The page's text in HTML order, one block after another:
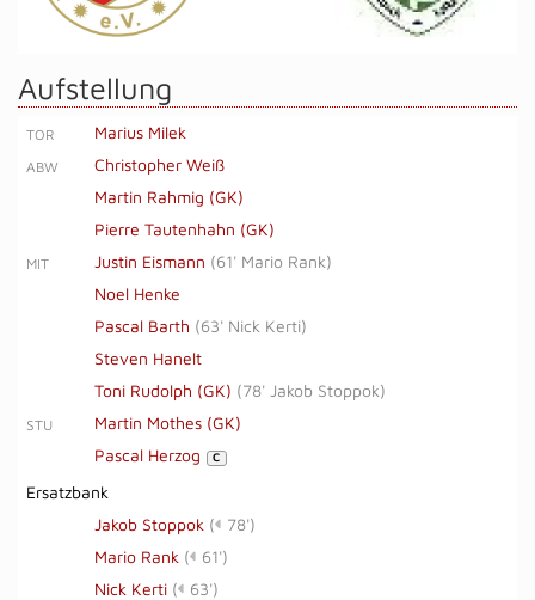
Aufstellung
TOR Marius Milek
ABW
Christopher Weiß
Martin Rahmig (GK)
Pierre Tautenhahn (GK)
MIT Justin Eismann (61' Mario Rank)
Noel Henke
Pascal Barth (63' Nick Kerti)
Steven Hanelt
Toni Rudolph (GK) (78' Jakob Stoppok)
STU
Martin Mothes (GK)
Pascal Herzog
C
Ersatzbank
Jakob Stoppok (
78')
Mario Rank (
61')
Nick Kerti ( 63')